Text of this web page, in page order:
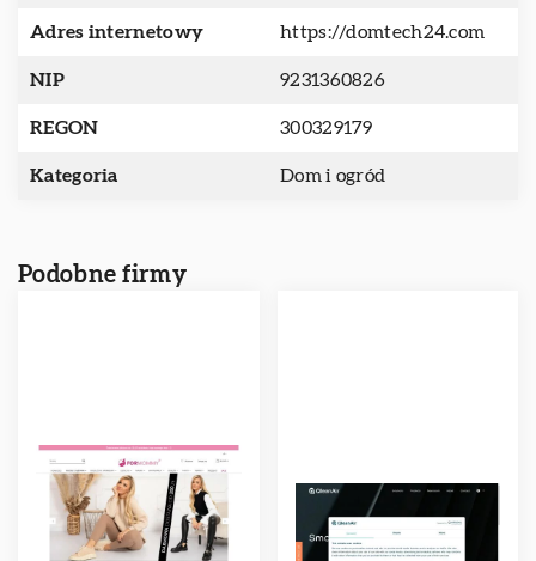
Adres internetowy https://domtech24.com
NIP 9231360826
REGON 300329179
Kategoria Dom i ogród
Podobne firmy